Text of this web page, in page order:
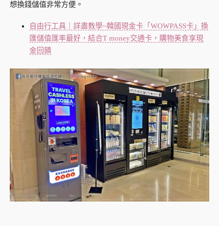
想換錢儲值非常方便。
自由行工具｜詳盡教學~韓國現金卡「WOWPASS卡」換
匯儲值匯率最好，結合T money交通卡，購物美食享現
金回饋